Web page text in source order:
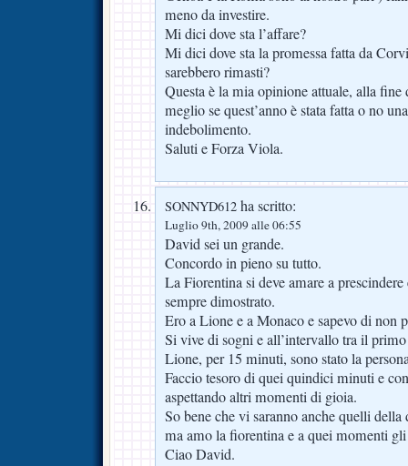
meno da investire.
Mi dici dove sta l’affare?
Mi dici dove sta la promessa fatta da
sarebbero rimasti?
Questa è la mia opinione attuale, alla
meglio se quest’anno è stata fatta o no
indebolimento.
Saluti e Forza Viola.
SONNYD612 ha scritto:
Luglio 9th, 2009 alle 06:55
David sei un grande.
Concordo in pieno su tutto.
La Fiorentina si deve amare a
sempre dimostrato.
Ero a Lione e a Monaco e sapevo di non
Si vive di sogni e all’intervallo tra il
Lione, per 15 minuti, sono stato la
Faccio tesoro di quei quindici minuti e
aspettando altri momenti di gioia.
So bene che vi saranno anche quelli
ma amo la fiorentina e a quei momenti
Ciao David.